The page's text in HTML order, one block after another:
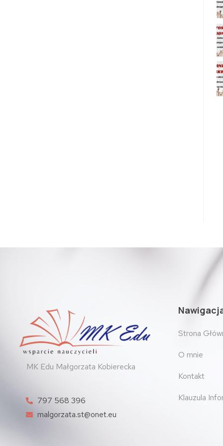
MK Edu Małgorzata Kobierecka
797 568 396
malgorzata.st@onet.eu
Strona
O mnie
Kontakt
Klauzula